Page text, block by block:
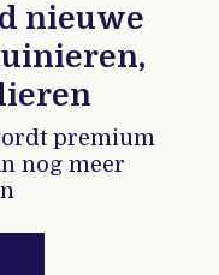
nieuwe
premium
nog meer